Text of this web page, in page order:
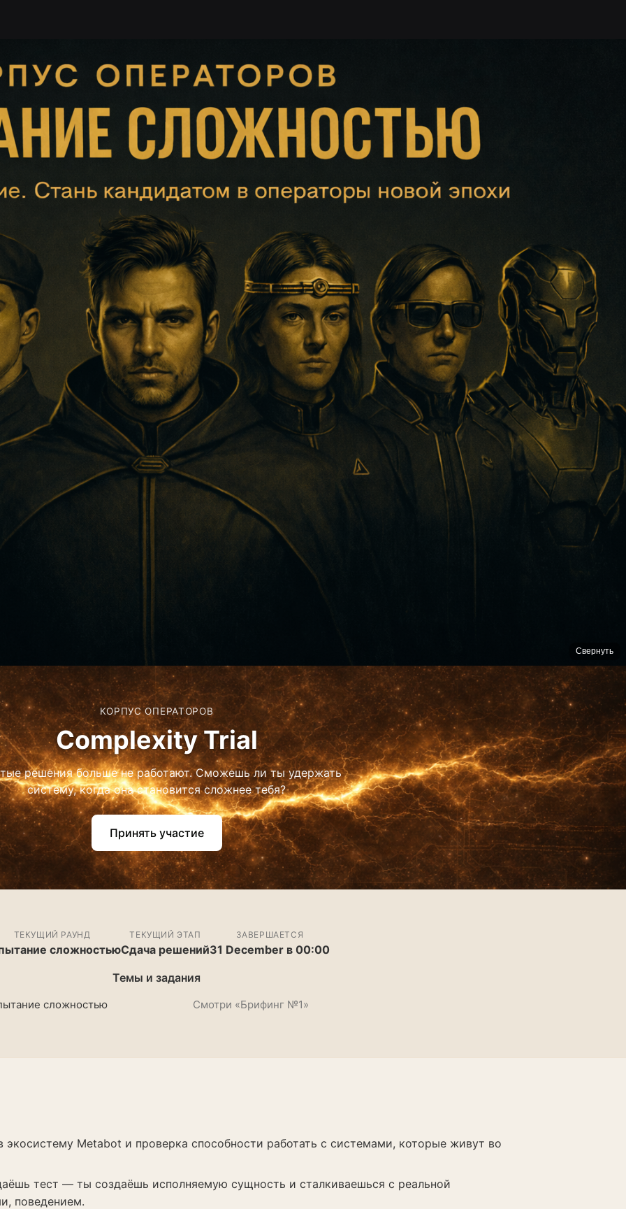
Свернуть
КОРПУС ОПЕРАТОРОВ
Complexity Trial
решения больше не работают. Сможешь ли ты удержать
систему, когда она становится сложнее тебя?
Принять участие
ТЕКУЩИЙ РАУНД
сложностью
ТЕКУЩИЙ ЭТАП
Сдача решений
ЗАВЕРШАЕТСЯ
31 December в 00:00
Темы и задания
сложностью Смотри «Брифинг №1»
Metabot и проверка способности работать с системами, которые живут во
тест — ты создаёшь исполняемую сущность и сталкиваешься с реальной
поведением.